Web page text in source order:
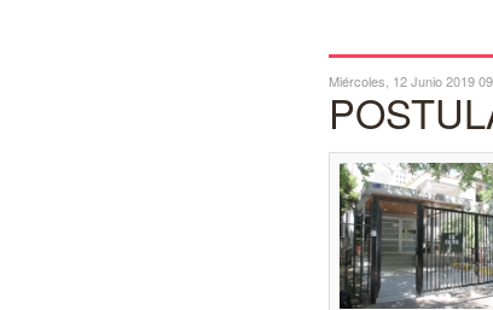
Miércoles, 12 Junio 2019